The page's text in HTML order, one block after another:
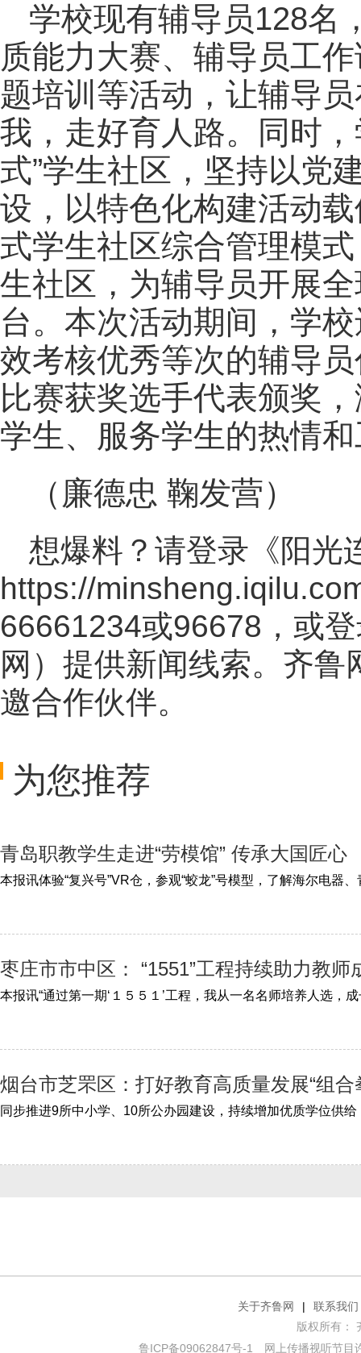
学校现有辅导员128名
质能力大赛、辅导员工
题培训 等活动，让辅导
我，走好育人路。同时
式”学生社区，坚持以党
设，以特色化构建活动
式学生社区综合管理模
生社区，为辅导员开展
台。本次活动期间，学
效考核优秀等次的辅导
比赛获奖选手代表颁奖
学生、服务学生的热情
（廉德忠 鞠发营）
想爆料？请登录《阳光
https://
66661234或96678，或
网 ）提供新闻线索。齐鲁
邀合作伙伴。
为您推荐
青岛职教学生走进“劳模馆” 传承大国匠心
枣庄市市中区： “1551”工程持续助力教师
烟台市芝罘区：打好教育高质量发展“组合
关于齐鲁网 |
联系我们
版权所有：
鲁ICP备09062847号-1
网上传播视听节目